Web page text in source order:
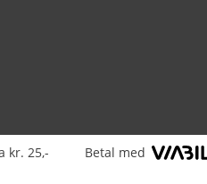
kr. 25,- Betal med